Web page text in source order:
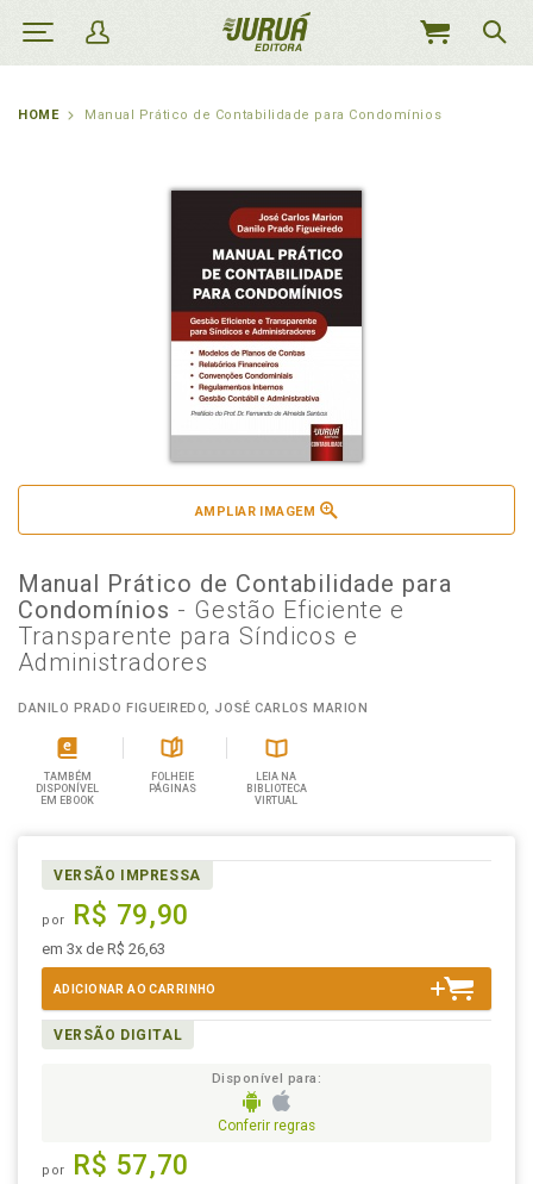
MEU
HOME Manual Prático de Contabilidade para Condomínios
AMPLIAR IMAGEM
Manual Prático de Contabilidade para
Condomínios - Gestão Eficiente e
Transparente para Síndicos e
Administradores
DANILO PRADO FIGUEIREDO, JOSÉ CARLOS MARION
TAMBÉM
DISPONÍVEL
EM EBOOK
FOLHEIE
PÁGINAS
LEIA NA
BIBLIOTECA
VIRTUAL
VERSÃO IMPRESSA
por R$ 79,90
em 3x de R$ 26,63
ADICIONAR AO CARRINHO
VERSÃO DIGITAL
Disponível para:
Conferir regras
por R$ 57,70